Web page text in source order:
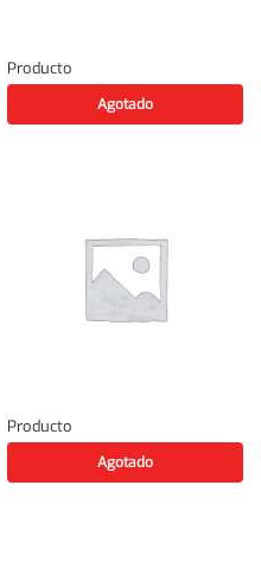
Producto
Agotado
Producto
Agotado